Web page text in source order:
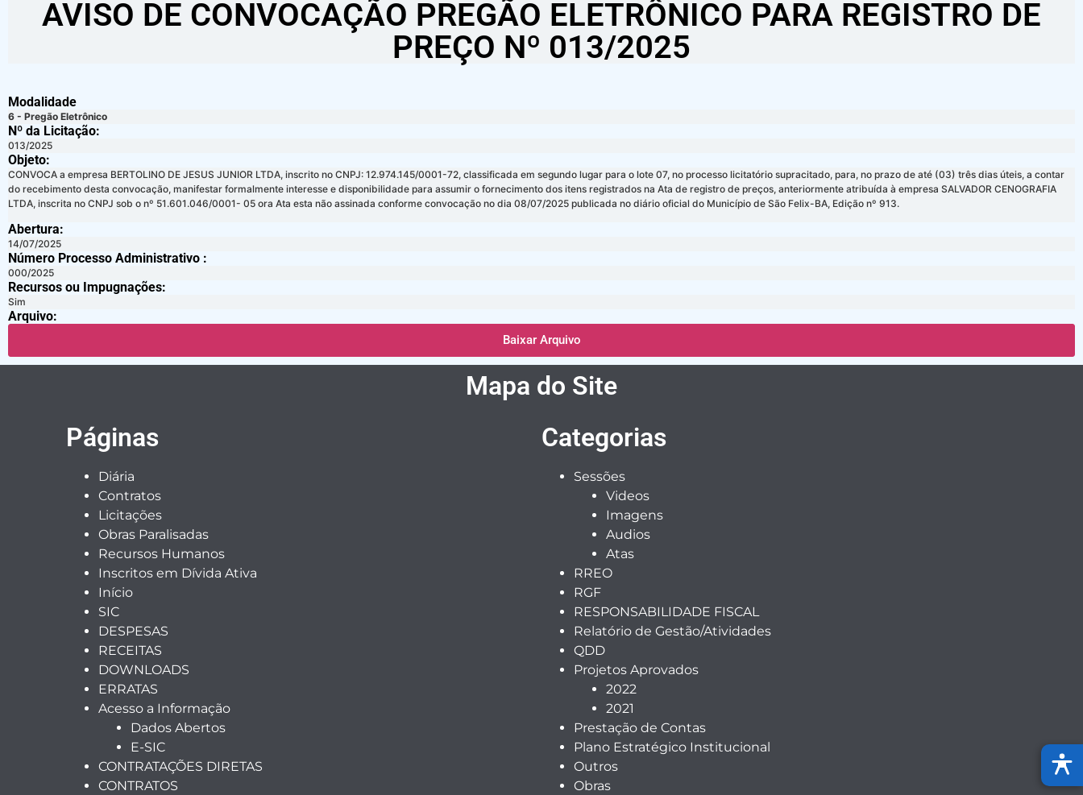
AVISO DE CONVOCAÇÃO PREGÃO ELETRÔNICO PARA REGISTRO DE
PREÇO Nº 013/2025
Modalidade
6 - Pregão Eletrônico
Nº da Licitação: ​​
013/2025
Objeto:
CONVOCA a empresa BERTOLINO DE JESUS JUNIOR LTDA, inscrito no CNPJ: 12.974.145/0001-72, classificada em segundo lugar para o lote 07, no processo licitatório supracitado, para, no prazo de até (03) três dias úteis, a contar
do recebimento desta convocação, manifestar formalmente interesse e disponibilidade para assumir o fornecimento dos itens registrados na Ata de registro de preços, anteriormente atribuída à empresa SALVADOR CENOGRAFIA
LTDA, inscrita no CNPJ sob o nº 51.601.046/0001- 05 ora Ata esta não assinada conforme convocação no dia 08/07/2025 publicada no diário oficial do Município de São Felix-BA, Edição nº 913.
Abertura:
14/07/2025
Número Processo Administrativo :
000/2025
Recursos ou Impugnações: ​
Sim
Arquivo:
Baixar Arquivo
Mapa do Site
Páginas
Diária
Contratos
Licitações
Obras Paralisadas
Recursos Humanos
Inscritos em Dívida Ativa
Início
SIC
DESPESAS
RECEITAS
DOWNLOADS
ERRATAS
Acesso a Informação
Dados Abertos
E-SIC
CONTRATAÇÕES DIRETAS
CONTRATOS
Categorias
Sessões
Videos
Imagens
Audios
Atas
RREO
RGF
RESPONSABILIDADE FISCAL
Relatório de Gestão/Atividades
QDD
Projetos Aprovados
2022
2021
Prestação de Contas
Plano Estratégico Institucional
Outros
Obras